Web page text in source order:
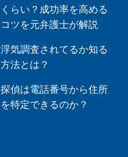
くらい？成功率を高める
コツを元弁護士が解説
浮気調査されてるか知る
方法とは？
探偵は電話番号から住所
を特定できるのか？